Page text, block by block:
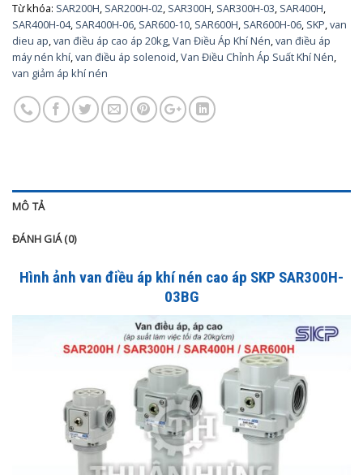
Từ khóa: SAR200H, SAR200H-02, SAR300H, SAR300H-03, SAR400H,
SAR400H-04, SAR400H-06, SAR600-10, SAR600H, SAR600H-06, SKP,van
dieu ap,van điều áp cao áp 20kg,Van Điều Áp Khí Nén,van điều áp
máy nén khí,van điều áp solenoid,Van Điều Chỉnh Áp Suất Khí Nén,
van giảm áp khí nén
MÔ TẢ
ĐÁNH GIÁ (0)
Hình ảnh van điều áp khí nén cao áp SKP SAR300H-
03BG